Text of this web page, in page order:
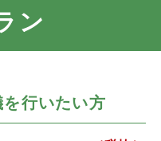
ン
行いたい方